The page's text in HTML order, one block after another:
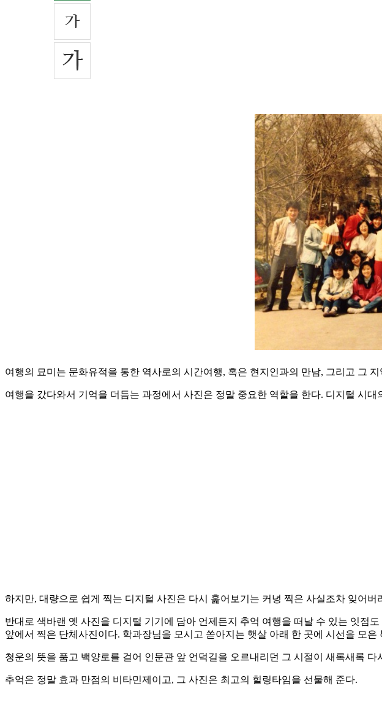
여행의 묘미는 문화유적을 통한 역사로의 시간여행, 혹은 현지인과의 만남, 그리고 그
여행을 갔다와서 기억을 더듬는 과정에서 사진은 정말 중요한 역할을 한다. 디지털 시
하지만, 대량으로 쉽게 찍는 디지털 사진은 다시 훑어보기는 커녕 찍은 사실조차 잊어
반대로 색바랜 옛 사진을 디지털 기기에 담아 언제든지 추억 여행을 떠날 수 있는 잇점
앞에서 찍은 단체사진이다. 학과장님을 모시고 쏟아지는 햇살 아래 한 곳에 시선을 모
청운의 뜻을 품고 백양로를 걸어 인문관 앞 언덕길을 오르내리던 그 시절이 새록새록
추억은 정말 효과 만점의 비타민제이고, 그 사진은 최고의 힐링타임을 선물해 준다.